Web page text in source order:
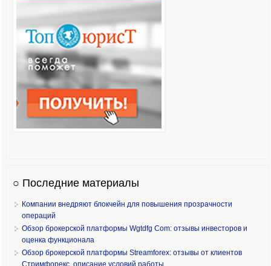
○ Последние материалы
Компании внедряют блокчейн для повышения прозрачности
операций
Обзор брокерской платформы Wgtdfg Com: отзывы инвесторов и
оценка функционала
Обзор брокерской платформы Streamforex: отзывы от клиентов
Стримфорекс, описание условий работы